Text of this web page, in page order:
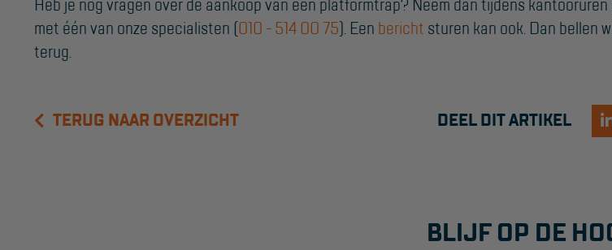
Heb je nog vragen over de aankoop van een platformtrap? Neem dan tijdens
met één van onze specialisten (010 - 514 00 75). Een bericht sturen kan ook. Dan bellen
terug.
TERUG NAAR OVERZICHT DEEL DIT ARTIKEL
BLIJF OP DE